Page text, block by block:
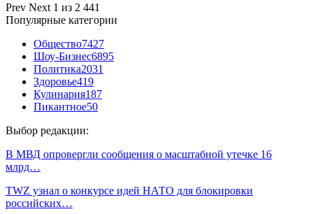
Prev Next 1 из 2 441
Популярные категории
Общество7427
Шоу-Бизнес6895
Политика2031
Здоровье419
Кулинария187
Пикантное50
Выбор редакции:
В МВД опровергли сообщения о масштабной утечке 16
млрд…
TWZ узнал о конкурсе идей НАТО для блокировки
российских…